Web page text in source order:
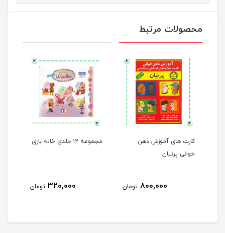
محصولات مرتبط
کارت های آموزش ذهن
خوانی پرنیان
800,000 تومان
مجموعه ۱۲ جلدی خاله بازی
320,000 تومان